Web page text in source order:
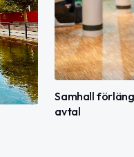
Samhall
avtal